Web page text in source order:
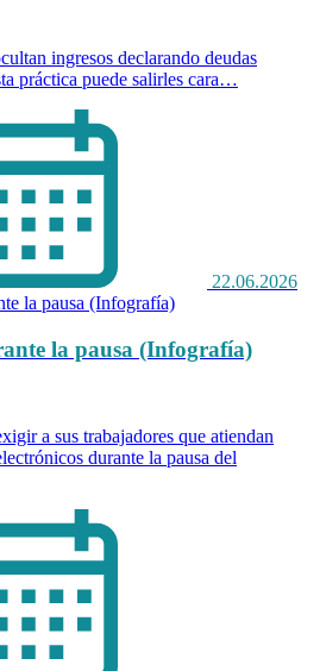
ingresos declarando deudas
práctica puede salirles cara…
22.06.2026
la pausa (Infografía)
a sus trabajadores que atiendan
durante la pausa del